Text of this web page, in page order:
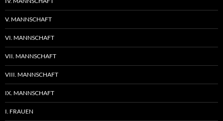
V. MANNSCHAFT
VI. MANNSCHAFT
VII. MANNSCHAFT
VIII. MANNSCHAFT
IX. MANNSCHAFT
I. FRAUEN